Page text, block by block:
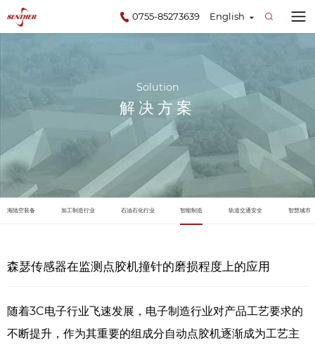
English
0755-85273639
Solution
解决方案
海陆空装备 加工制造行业 石油石化行业 智能制造 轨道交通安全 智慧城市
森瑟传感器在监测点胶机撞针的磨损程度上的应用
随着3C电子行业飞速发展，电子制造行业对产品工艺要求的
不断提升，作为其重要的组成分自动点胶机逐渐成为工艺主